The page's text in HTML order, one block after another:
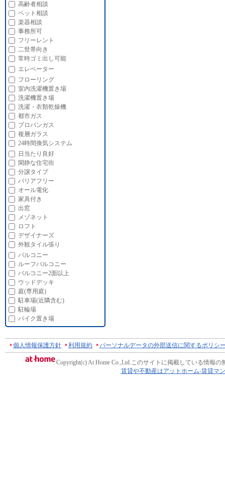
高齢者相談
ペット相談
楽器相談
事務所可
フリーレント
二世帯向き
常時ゴミ出し可能
エレベーター
フローリング
室内洗濯機置き場
洗濯機置き場
洗濯・衣類乾燥機
都市ガス
プロパンガス
複層ガラス
24時間換気システム
日当たり良好
閑静な住宅街
分譲タイプ
バリアフリー
オール電化
家具付き
出窓
メゾネット
ロフト
デザイナーズ
外観タイル張り
バルコニー
ルーフバルコニー
バルコニー2面以上
ウッドデッキ
庭(専用庭)
駐車場(近隣含む)
駐輪場
バイク置き場
個人情報保護方針 利用規約 パーソナルデータの外部送信に関するポリシ
Copyright(c) At Home Co.,Ltd.このサイトに掲載している情報の
賃貸や不動産はアットホーム-賃貸マ